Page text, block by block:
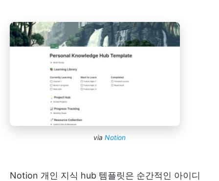
via Notion
Notion 개인 지식 hub 템플릿은 순간적인 아이디